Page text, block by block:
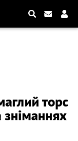
торс
зніманнях